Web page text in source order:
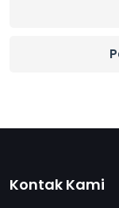
Kontak Kami